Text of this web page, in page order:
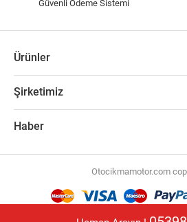
Güvenli Ödeme Sistemi
Ürünler
Şirketimiz
Haber
Otocikmamotor.com